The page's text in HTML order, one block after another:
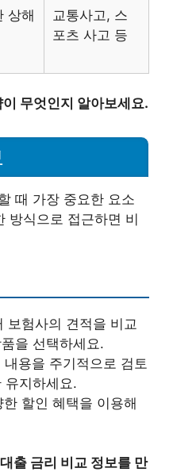
상해
교통사고, 스
포츠 사고 등
무엇인지 알아보세요.
때 가장 중요한 요소
방식으로 접근하면 비
보험사의 견적을 비교
을 선택하세요.
내용을 주기적으로 검토
유지하세요.
한 할인 혜택을 이용해
출 금리 비교 정보를 만